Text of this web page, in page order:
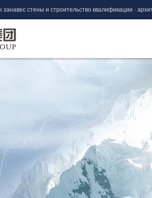
занавес стены и строительство квалификации ·